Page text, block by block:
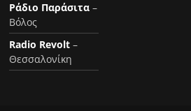
Ράδιο Παράσιτα –
Βόλος
Radio Revolt –
Θεσσαλονίκη